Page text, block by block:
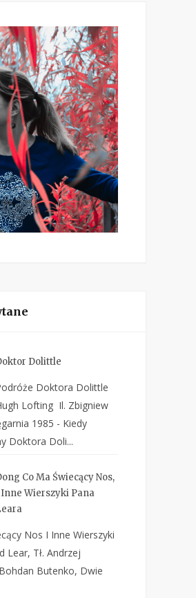
Dolittle
Doktora Dolittle
Lofting Il. Zbigniew
1985 - Kiedy
Doktora Doli...
Co Ma Świecący Nos,
Wierszyki Pana
Nos I Inne Wierszyki
Lear, Tł. Andrzej
Butenko, Dwie